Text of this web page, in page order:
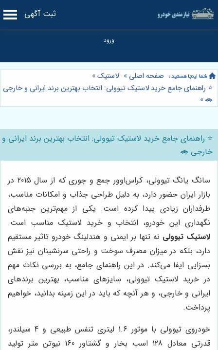
ثبت آگهی
صفحه اصلی » لاستیک»
⭐️ راهنمای جامع خرید لاستیک تیوولی: انتخاب بهترین برند ایرانی و خارجی
🚗
»
⭐️ راهنمای جامع خرید لاستیک تیوولی: انتخاب بهترین برند ایرانی و
خارجی 🚗
سانگ یانگ تیوولی، کراس‌اوور جمع و جوری که از سال 2015 در
بازار ایران حضور دارد، به دلیل طراحی جذاب و امکانات مناسب،
طرفداران زیادی پیدا کرده است. یکی از مهم‌ترین جنبه‌های
نگهداری این خودرو، انتخاب و خرید لاستیک مناسب است.
لاستیک تیوولی نه تنها بر ایمنی و هندلینگ خودرو تاثیر مستقیم
دارد، بلکه در میزان مصرف سوخت و راحتی سرنشینان نیز نقش
بسزایی ایفا می‌کند. در این راهنمای جامع، به بررسی نکات مهم
در خرید لاستیک تیوولی، سایزهای مناسب، بهترین برندهای
ایرانی و خارجی، و هر آنچه که باید در این زمینه بدانید، خواهیم
پرداخت.
خودروی تیوولی با موتور 1.6 لیتری تنفس طبیعی و 4 سیلندر،
قدرتی معادل 128 اسب بخار و گشتاور 160 نیوتن متر تولید